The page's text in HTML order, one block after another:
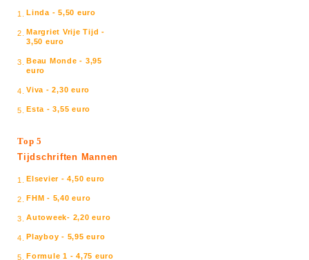
1. Linda - 5,50 euro
2. Margriet Vrije Tijd -
3,50 euro
3. Beau Monde - 3,95
euro
4. Viva - 2,30 euro
5. Esta - 3,55 euro
Top 5
Tijdschriften Mannen
1. Elsevier - 4,50 euro
2. FHM - 5,40 euro
3. Autoweek- 2,20 euro
4. Playboy - 5,95 euro
5. Formule 1 - 4,75 euro